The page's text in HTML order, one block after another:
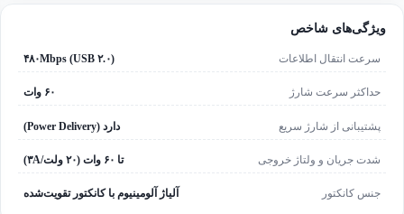
ویژگی‌های شاخص
سرعت انتقال اطلاعات ۴۸۰Mbps (USB ۲.۰)
حداکثر سرعت شارژ ۶۰ وات
پشتیبانی از شارژ سریع دارد (Power Delivery)
شدت جریان و ولتاژ خروجی تا ۶۰ وات (۲۰ ولت/۳A)
جنس کانکتور آلیاژ آلومینیوم با کانکتور تقویت‌شده